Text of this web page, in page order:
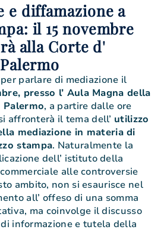
e diffamazione a
il 15 novembre
alla Corte d'
parlare di mediazione il
presso l’ Aula Magna della
, a partire dalle ore
affronterà il tema dell’ utilizzo
mediazione in materia di
stampa. Naturalmente la
dell’ istituto della
alle controversie
ambito, non si esaurisce nel
all’ offeso di una somma
ma coinvolge il discusso
informazione e tutela della